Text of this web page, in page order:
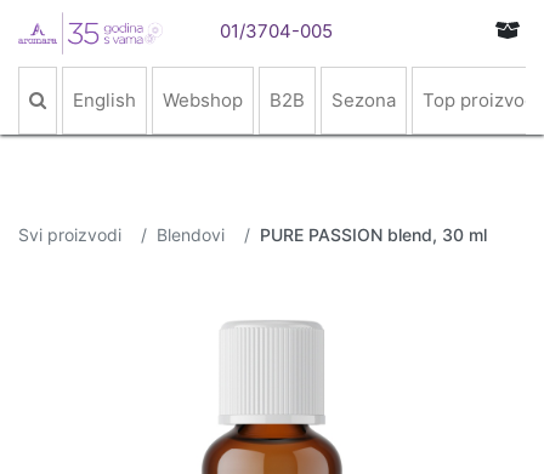
01/3704-005
English Webshop B2B Sezona Top proizvodi
Svi proizvodi Blendovi PURE PASSION blend, 30 ml